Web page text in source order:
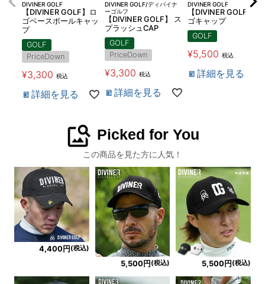
DIVINER GOLF
【DIVINER GOLF】ロ
ゴベースボールキャッ
プ
GOLF
PriceDown
¥3,300 税込
詳細を見る
DIVINER GOLF/ディバイナ
ーゴルフ
【DIVINER GOLF】 ス
プラッシュCAP
GOLF
PriceDown
¥3,300 税込
詳細を見る
DIVINER GOLF
【DIVINER GOLF】ロ
ゴキャップ
GOLF
¥5,500 税込
詳細を見る
image_search Picked for You
この商品を見た方に人気！
4,400円 (税込)
5,500円 (税込) 5,500円 (税込)